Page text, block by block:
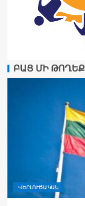
ԲԱՑ ՄԻ ԹՈՂԵՔ
ՎԵՐԼՈՒԾԱԿԱՆ